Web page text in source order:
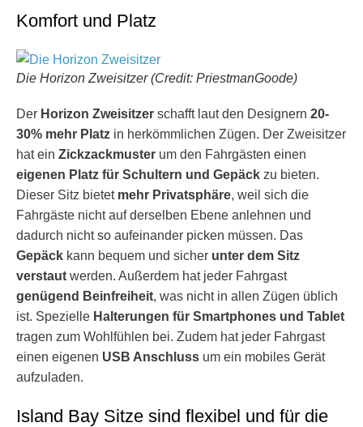
Komfort und Platz
Die Horizon Zweisitzer (Credit: PriestmanGoode)
Der Horizon Zweisitzer schafft laut den Designern 20-
30% mehr Platz in herkömmlichen Zügen. Der Zweisitzer
hat ein Zickzackmuster um den Fahrgästen einen
eigenen Platz für Schultern und Gepäck zu bieten.
Dieser Sitz bietet mehr Privatsphäre, weil sich die
Fahrgäste nicht auf derselben Ebene anlehnen und
dadurch nicht so aufeinander picken müssen. Das
Gepäck kann bequem und sicher unter dem Sitz
verstaut werden. Außerdem hat jeder Fahrgast
genügend Beinfreiheit, was nicht in allen Zügen üblich
ist. Spezielle Halterungen für Smartphones und Tablet
tragen zum Wohlfühlen bei. Zudem hat jeder Fahrgast
einen eigenen USB Anschluss um ein mobiles Gerät
aufzuladen.
Island Bay Sitze sind flexibel und für die